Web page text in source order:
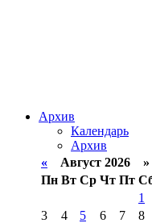
Архив
Календарь
Архив
« Август 2026 »
Пн Вт Ср Чт Пт
1
3
4 5 6 7 8